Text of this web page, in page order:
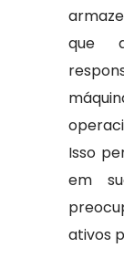
que
Isso
em
ativos